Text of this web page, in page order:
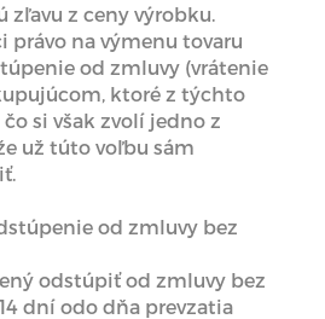
zľavu z ceny výrobku.
právo na výmenu tovaru
od zmluvy (vrátenie
ktoré z týchto
si však zvolí jedno z
už túto voľbu sám
od zmluvy bez
odstúpiť od zmluvy bez
dní odo dňa prevzatia